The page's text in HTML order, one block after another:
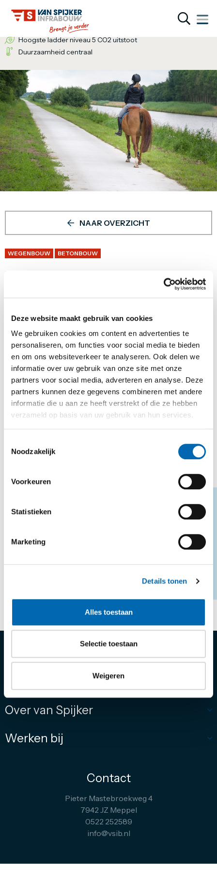
Deze website maakt gebruik van cookies
We gebruiken cookies om content en advertenties te
personaliseren, om functies voor social media te bieden
en om ons websiteverkeer te analyseren. Ook delen we
informatie over uw gebruik van onze site met onze
partners voor social media, adverteren en analyse. Deze
partners kunnen deze gegevens combineren met andere
informatie die u aan ze heeft verstrekt of die ze hebben
verzameld op basis van uw gebruik van hun services.
Noodzakelijk
Voorkeuren
Statistieken
Marketing
Details tonen
Alles toestaan
Selectie toestaan
Weigeren
Wij bieden de totaaloplossing
Een inventieve denkwijze
Hoogste ladder niveau 5 CO2 uitstoot
Duurzaamheid centraal
NAAR OVERZICHT
WEGENBOUW BETONBOUW
Fietspad beton De Wijk
Dit project is uitgevoerd in opdracht van Gemeente De
1,8 km en het uitvoeren van grondwerkzaamheden.
VORIGE
Voor advies of offerte
DELEN:
Diensten
Over van Spijker
Werken bij
Contact
Pieter Mastebroekweg 4
7942 JZ Meppel
0522 252589
info@vsib.nl